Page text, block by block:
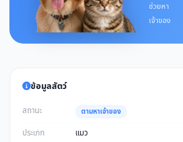
ช่วยหา
เจ้าของ
ข้อมูลสัตว์
สถานะ ตามหาเจ้าของ
ประเภท
แมว